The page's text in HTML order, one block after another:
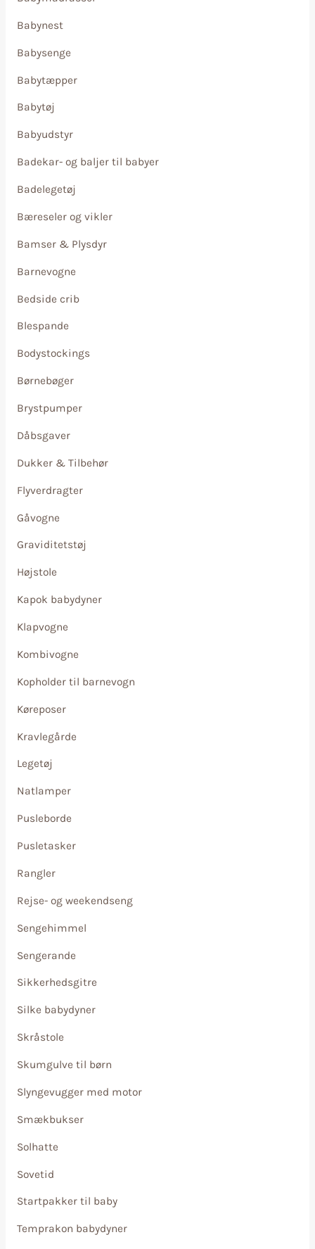
Babynest
Babysenge
Babytæpper
Babytøj
Babyudstyr
Badekar- og baljer til babyer
Badelegetøj
Bæreseler og vikler
Bamser & Plysdyr
Barnevogne
Bedside crib
Blespande
Bodystockings
Børnebøger
Brystpumper
Dåbsgaver
Dukker & Tilbehør
Flyverdragter
Gåvogne
Graviditetstøj
Højstole
Kapok babydyner
Klapvogne
Kombivogne
Kopholder til barnevogn
Køreposer
Kravlegårde
Legetøj
Natlamper
Pusleborde
Pusletasker
Rangler
Rejse- og weekendseng
Sengehimmel
Sengerande
Sikkerhedsgitre
Silke babydyner
Skråstole
Skumgulve til børn
Slyngevugger med motor
Smækbukser
Solhatte
Sovetid
Startpakker til baby
Temprakon babydyner